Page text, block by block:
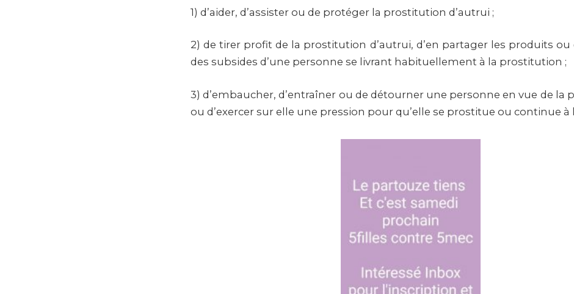
1) d’aider, d’assister ou de protéger la prostitution d’autrui ;
2) de tirer profit de la prostitution d’autrui, d’en partager les produits ou
des subsides d’une personne se livrant habituellement à la prostitution ;
3) d’embaucher, d’entraîner ou de détourner une personne en vue de la
ou d’exercer sur elle une pression pour qu’elle se prostitue ou continue à